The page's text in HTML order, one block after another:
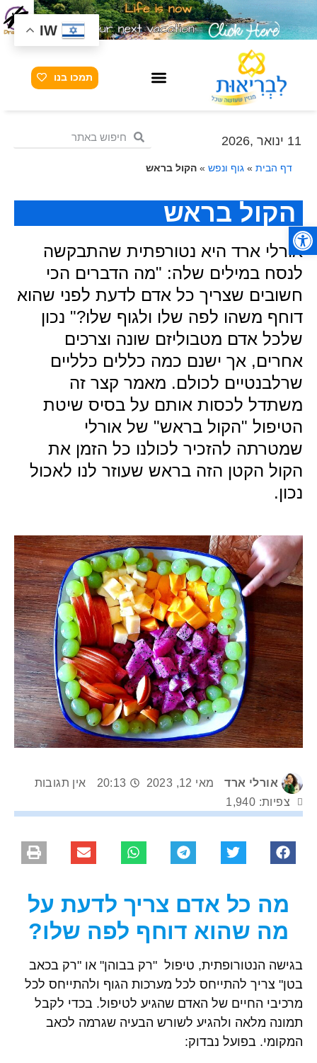
פתח סרגל נגישות
תמכו בנו
11 ינואר ,2026
דף הבית » גוף ונפש » הקול בראש
הקול בראש
אורלי ארד היא נטורפתית שהתבקשה
לנסח במילים שלה: "מה הדברים הכי
חשובים שצריך כל אדם לדעת לפני שהוא
דוחף משהו לפה שלו ולגוף שלו?" נכון
שלכל אדם מטבוליזם שונה וצרכים
אחרים, אך ישנם כמה כללים כלליים
שרלבנטיים לכולם. מאמר קצר זה
משתדל לכסות אותם על בסיס שיטת
הטיפול "הקול בראש" של אורלי
שמטרתה להזכיר לכולנו כל הזמן את
הקול הקטן הזה בראש שעוזר לנו לאכול
נכון.
אורלי ארד מאי 12, 2023 20:13
אין תגובות
צפיות: 1,940
מה כל אדם צריך לדעת על
מה שהוא דוחף לפה שלו?
בגישה הנטורופתית, טיפול "רק בבוהן" או "רק בכאב
בטן" צריך להתייחס לכל מערכות הגוף ולהתייחס לכל
מרכיבי החיים של האדם שהגיע לטיפול. בכדי לקבל
תמונה מלאה ולהגיע לשורש הבעיה שגרמה לכאב
המקומי. בפועל נבדוק:
IW